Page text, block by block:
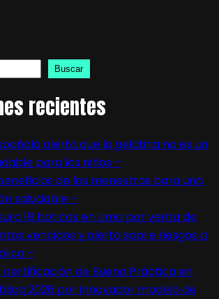
Buscar
recientes
alerta que la gelatina no es un
para los niños –
de las menestras para una
saludable –
18 boticas en Lima por venta de
vencidos y alerta sobre riesgos a
–
certificación de Buena Práctica en
2026 por innovador modelo de